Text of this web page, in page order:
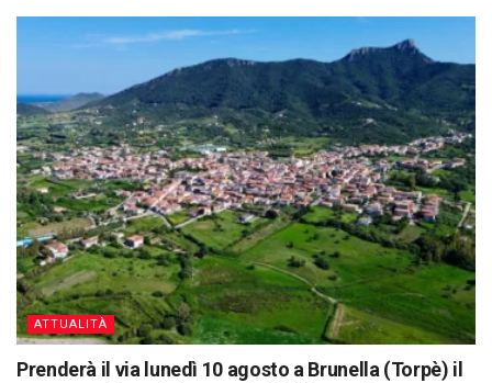
ATTUALITÀ
Prenderà il via lunedì 10 agosto a Brunella (Torpè) il